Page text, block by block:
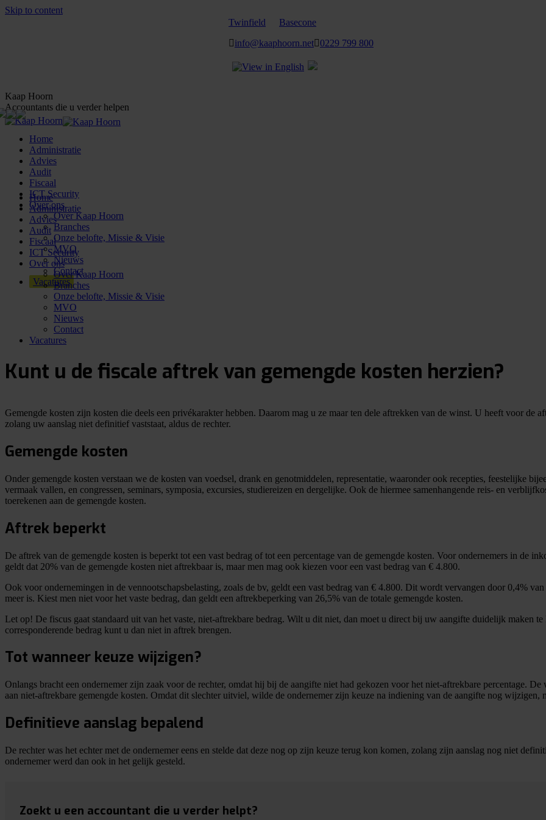
Skip to content
Twinfield
Basecone
info@kaaphoorn.net 0229 799 800
Kaap Hoorn
Accountants die u verder helpen
Home
Administratie
Advies
Audit
Fiscaal
ICT Security
Over ons
Over Kaap Hoorn
Branches
Onze belofte, Missie & Visie
MVO
Nieuws
Contact
Vacatures
Home
Administratie
Advies
Audit
Fiscaal
ICT Security
Over ons
Over Kaap Hoorn
Branches
Onze belofte, Missie & Visie
MVO
Nieuws
Contact
Vacatures
Kunt u de fiscale aftrek van gemengde kosten herzien?
Gemengde kosten zijn kosten die deels een privékarakter hebben. Daarom mag u ze maar ten dele aftrekken van de winst. U heeft voor de
zolang uw aanslag niet definitief vaststaat, aldus de rechter.
Gemengde kosten
Onder gemengde kosten verstaan we de kosten van voedsel, drank en genotmiddelen, representatie, waaronder ook recepties, feestelijke
vermaak vallen, en congressen, seminars, symposia, excursies, studiereizen en dergelijke. Ook de hiermee samenhangende reis- en
toerekenen aan de gemengde kosten.
Aftrek beperkt
De aftrek van de gemengde kosten is beperkt tot een vast bedrag of tot een percentage van de gemengde kosten. Voor ondernemers in de
geldt dat 20% van de gemengde kosten niet aftrekbaar is, maar men mag ook kiezen voor een vast bedrag van € 4.800.
Ook voor ondernemingen in de vennootschapsbelasting, zoals de bv, geldt een vast bedrag van € 4.800. Dit wordt vervangen door 0,4%
meer is. Kiest men niet voor het vaste bedrag, dan geldt een aftrekbeperking van 26,5% van de totale gemengde kosten.
Let op! De fiscus gaat standaard uit van het vaste, niet-aftrekbare bedrag. Wilt u dit niet, dan moet u direct bij uw aangifte duidelijk maken
corresponderende bedrag kunt u dan niet in aftrek brengen.
Tot wanneer keuze wijzigen?
Onlangs bracht een ondernemer zijn zaak voor de rechter, omdat hij bij de aangifte niet had gekozen voor het niet-aftrekbare percentage.
aan niet-aftrekbare gemengde kosten. Omdat dit slechter uitviel, wilde de ondernemer zijn keuze na indiening van de aangifte nog wijzigen,
Definitieve aanslag bepalend
De rechter was het echter met de ondernemer eens en stelde dat deze nog op zijn keuze terug kon komen, zolang zijn aanslag nog niet
ondernemer werd dan ook in het gelijk gesteld.
Zoekt u een accountant die u verder helpt?